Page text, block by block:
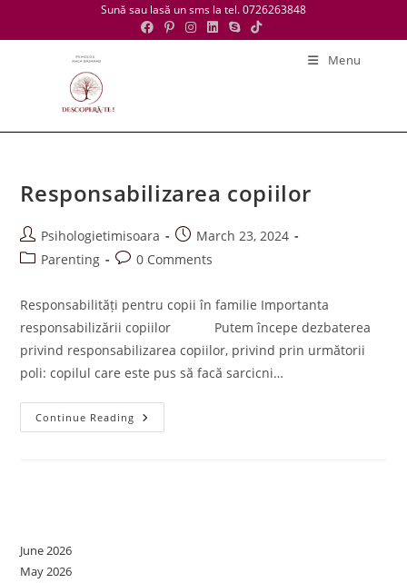
Sună sau lasă un sms la tel. 0726263848
Menu
Responsabilizarea copiilor
Post
author:
Psihologietimisoara
Post
published:
March 23, 2024
PostParenting
Post0 Comments
Responsabilități pentru copii în familie Importanta
responsabilizării copiilor Putem începe dezbaterea
privind responsabilizarea copiilor, privind prin următorii
poli: copilul care este pus să facă sarcicni…
Continue Reading Responsabilizarea
Copiilor
June 2026
May 2026